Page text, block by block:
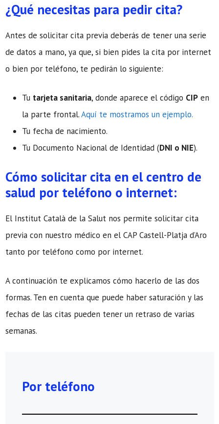
¿Qué necesitas para pedir cita?
Antes de solicitar cita previa deberás de tener una serie
de datos a mano, ya que, si bien pides la cita por internet
o bien por teléfono, te pedirán lo siguiente:
Tu tarjeta sanitaria, donde aparece el código CIP en
la parte frontal.Aquí te mostramos un ejemplo.
Tu fecha de nacimiento.
Tu Documento Nacional de Identidad (DNI o NIE).
Cómo solicitar cita en el centro de
salud por teléfono o internet:
El Institut Català de la Salut nos permite solicitar cita
previa con nuestro médico en el CAP Castell-Platja d’Aro
tanto por teléfono como por internet.
A continuación te explicamos cómo hacerlo de las dos
formas. Ten en cuenta que puede haber saturación y las
fechas de las citas pueden tener un retraso de varias
semanas.
Por teléfono